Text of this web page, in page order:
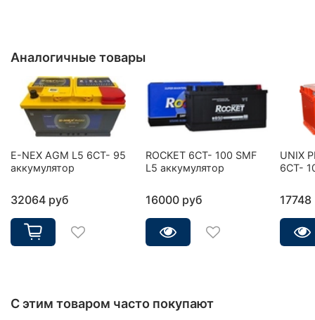
Аналогичные товары
E-NEX AGM L5 6CT- 95
аккумулятор
32064 руб
ROCKET 6CT- 100 SMF
L5 аккумулятор
16000 руб
UNIX
6СТ-
С этим товаром часто покупают